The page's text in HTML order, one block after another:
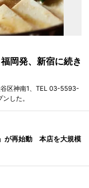
岡発、新宿に続き
区神南1、TEL 03-5593-
した。
が再始動 本店を大規模